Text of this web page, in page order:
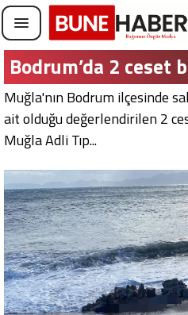
Bodrum’da 2 ceset
Muğla'nın Bodrum ilçesinde
ait olduğu değerlendirilen 2
Muğla Adli Tıp...